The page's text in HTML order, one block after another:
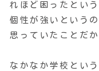
れほど困ったとい
個性が強いという
思っていたことだ
なかなか学校とい